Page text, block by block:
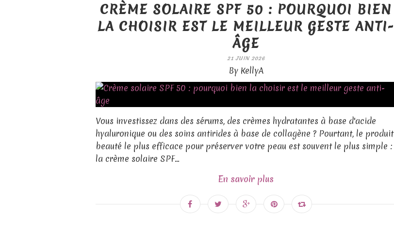
CRÈME SOLAIRE SPF 50 : POURQUOI BIEN
LA CHOISIR EST LE MEILLEUR GESTE ANTI-
ÂGE
21 JUIN 2026
By KellyA
Vous investissez dans des sérums, des crèmes hydratantes à base d'acide
hyaluronique ou des soins antirides à base de collagène ? Pourtant, le produit
beauté le plus efficace pour préserver votre peau est souvent le plus simple :
la crème solaire SPF...
En savoir plus